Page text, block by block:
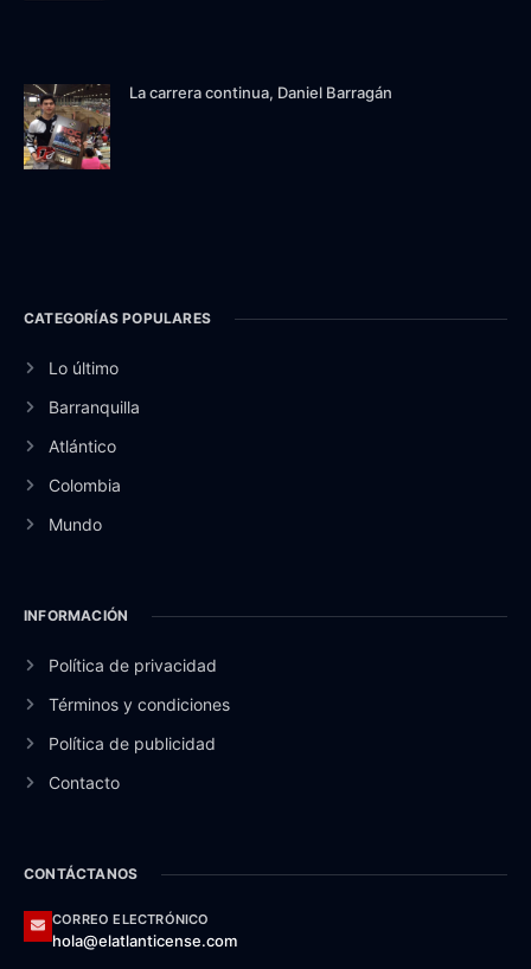
La carrera continua, Daniel Barragán
CATEGORÍAS POPULARES
Lo último
Barranquilla
Atlántico
Colombia
Mundo
INFORMACIÓN
Política de privacidad
Términos y condiciones
Política de publicidad
Contacto
CONTÁCTANOS
CORREO ELECTRÓNICO
hola@elatlanticense.com